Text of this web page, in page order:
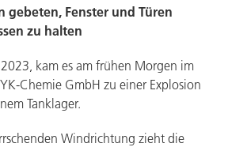
Fenster und Türen
zu halten
kam es am frühen Morgen im
Chemie GmbH zu einer Explosion
Tanklager.
Windrichtung zieht die